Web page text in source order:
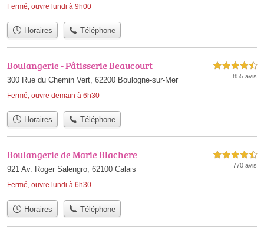
Fermé, ouvre lundi à 9h00
Horaires Téléphone
Boulangerie - Pâtisserie Beaucourt
300 Rue du Chemin Vert, 62200 Boulogne-sur-Mer
Fermé, ouvre demain à 6h30
4,5 étoiles sur 5
855 avis
Horaires Téléphone
Boulangerie de Marie Blachere
921 Av. Roger Salengro, 62100 Calais
Fermé, ouvre lundi à 6h30
4,5 étoiles sur 5
770 avis
Horaires Téléphone